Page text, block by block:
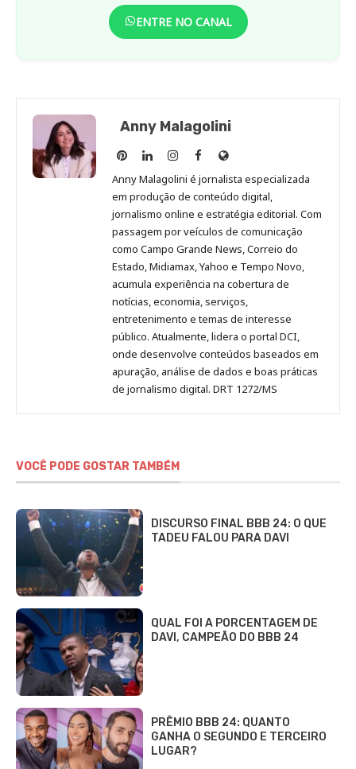
ENTRE NO CANAL
Anny Malagolini
Anny
Malagolini
no
Pinterest
Anny
Malagolini
no
LinkedIn
Anny
Malagolini
no
Instagram
Anny
Malagolini
no
Facebook
Site
de
Anny
Malagolini
Anny Malagolini é jornalista especializada
em produção de conteúdo digital,
jornalismo online e estratégia editorial. Com
passagem por veículos de comunicação
como Campo Grande News, Correio do
Estado, Midiamax, Yahoo e Tempo Novo,
acumula experiência na cobertura de
notícias, economia, serviços,
entretenimento e temas de interesse
público. Atualmente, lidera o portal DCI,
onde desenvolve conteúdos baseados em
apuração, análise de dados e boas práticas
de jornalismo digital. DRT 1272/MS
VOCÊ PODE GOSTAR TAMBÉM
DISCURSO FINAL BBB 24: O QUE
TADEU FALOU PARA DAVI
QUAL FOI A PORCENTAGEM DE
DAVI, CAMPEÃO DO BBB 24
PRÊMIO BBB 24: QUANTO
GANHA O SEGUNDO E TERCEIRO
LUGAR?